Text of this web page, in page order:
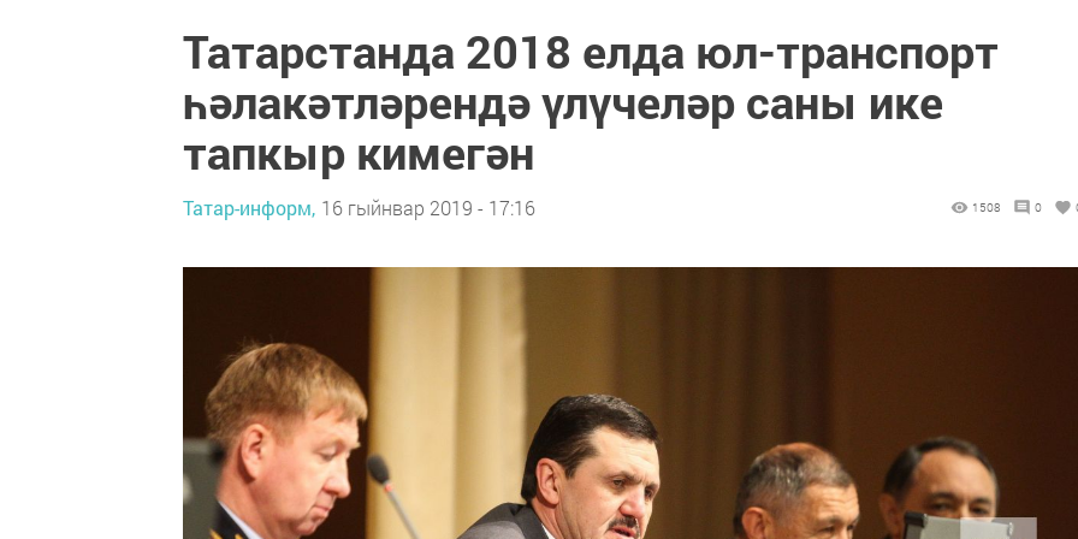
Татарстанда 2018 елда юл-транспорт
һәлакәтләрендә үлүчеләр саны ике
тапкыр кимегән
Татар-информ, 16 гыйнвар 2019 - 17:16 1508 0